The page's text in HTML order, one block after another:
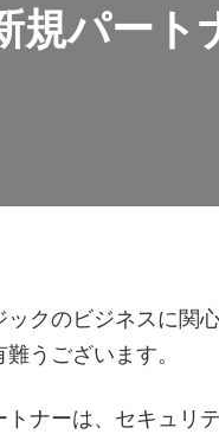
規パート
ックのビジネスに関
うございます。
トナーは、セキュリ